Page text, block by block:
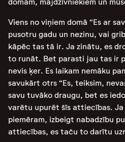
Viens no viņiem domā “Es ar
pusotru gadu un nezinu, vai
kāpēc tas tā ir. Ja zinātu, es
to runāt. Bet parasti jau tas ir
nevis ķer. Es laikam nemāku
savukārt otrs “Es, teiksim,
savu tuvāko draugu, bet es
varētu upurēt šīs attiecības.
piemēram, izbeigt nabadzību
attiecības, es taču to darītu